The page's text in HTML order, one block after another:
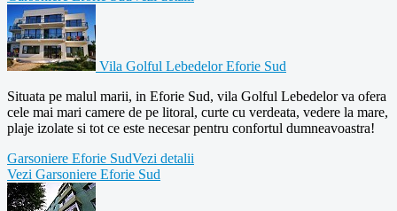
Vila Golful Lebedelor Eforie Sud
Situata pe malul marii, in Eforie Sud, vila Golful Lebedelor va ofera
cele mai mari camere de pe litoral, curte cu verdeata, vedere la mare,
plaje izolate si tot ce este necesar pentru confortul dumneavoastra!
Garsoniere Eforie SudVezi detalii
Vezi Garsoniere Eforie Sud